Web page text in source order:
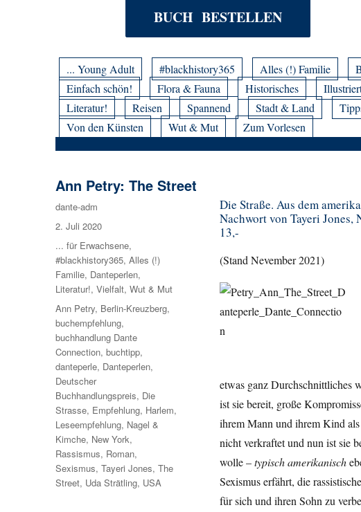
BUCH BESTELLEN
... Young Adult #blackhistory365 Alles (!) Familie
Einfach schön!
Flora & Fauna Historisches
Literatur!
Reisen Spannend Stadt & Land
Von den Künsten
Wut & Mut Zum Vorlesen
Ann Petry: The Street
Die Straße. Aus dem
Nachwort von Tayeri
13,-
(Stand Nevember 2021)
etwas ganz Durchschnittliches
ist sie bereit, große
ihrem Mann und ihrem Kind
nicht verkraftet und nun ist sie
wolle –typisch amerikanisch
Sexismus erfährt, die
für sich und ihren Sohn zu
Autor
dante-adm
Veröffentlicht
am
2. Juli 2020
Kategorien
... für Erwachsene,
#blackhistory365,Alles (!)
Familie, Danteperlen,
Literatur!,Vielfalt,Wut & Mut
Schlagwörter
Ann Petry, Berlin-Kreuzberg,
buchempfehlung,
buchhandlung Dante
Connection,buchtipp,
danteperle, Danteperlen,
Deutscher
Buchhandlungspreis, Die
Strasse, Empfehlung, Harlem,
Leseempfehlung, Nagel &
Kimche, New York,
Rassismus, Roman,
Sexismus,Tayeri Jones,The
Street, Uda Strätling, USA